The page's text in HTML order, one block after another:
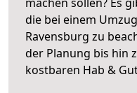
die bei einem
Ravensburg zu
der Planung bis hin
kostbaren Hab &